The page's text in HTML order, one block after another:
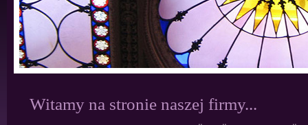
Witamy na stronie naszej firmy...